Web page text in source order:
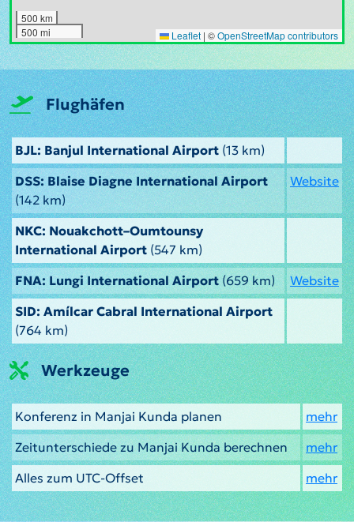
500 km
500 mi
Leaflet | ©OpenStreetMap contributors
Flughäfen
BJL: Banjul International Airport (13 km)
DSS: Blaise Diagne International Airport
(142 km)
Website
NKC: Nouakchott–Oumtounsy
International Airport (547 km)
FNA: Lungi International Airport(659 km)
Website
SID: Amílcar Cabral International Airport
(764 km)
Werkzeuge
Konferenz in Manjai Kunda planen
mehr
Zeitunterschiede zu Manjai Kunda berechnen
mehr
Alles zum UTC-Offset
mehr